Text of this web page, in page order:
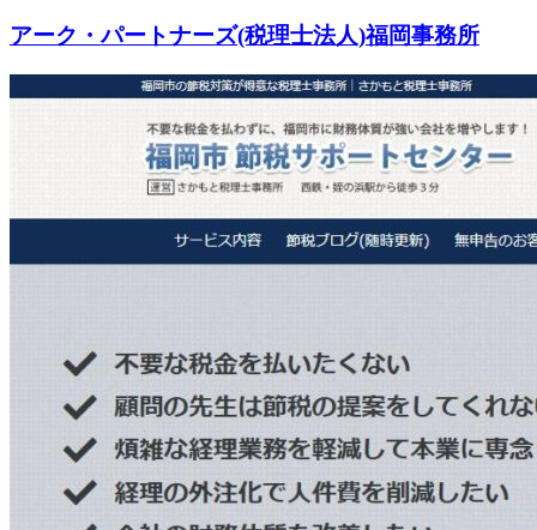
アーク・パートナーズ(税理士法人)福岡事務所